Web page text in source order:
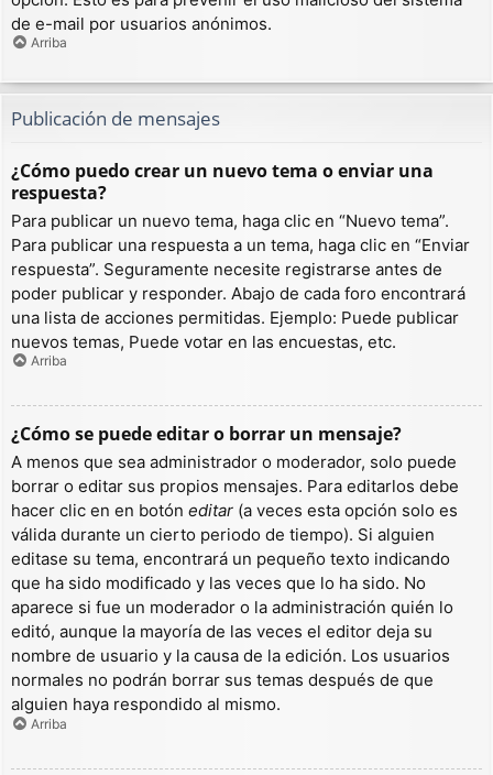
de e-mail por usuarios anónimos.
Arriba
Publicación de mensajes
¿Cómo puedo crear un nuevo tema o enviar una
respuesta?
Para publicar un nuevo tema, haga clic en “Nuevo tema”.
Para publicar una respuesta a un tema, haga clic en “Enviar
respuesta”. Seguramente necesite registrarse antes de
poder publicar y responder. Abajo de cada foro encontrará
una lista de acciones permitidas. Ejemplo: Puede publicar
nuevos temas, Puede votar en las encuestas, etc.
Arriba
¿Cómo se puede editar o borrar un mensaje?
A menos que sea administrador o moderador, solo puede
borrar o editar sus propios mensajes. Para editarlos debe
hacer clic en en botón editar (a veces esta opción solo es
válida durante un cierto periodo de tiempo). Si alguien
editase su tema, encontrará un pequeño texto indicando
que ha sido modificado y las veces que lo ha sido. No
aparece si fue un moderador o la administración quién lo
editó, aunque la mayoría de las veces el editor deja su
nombre de usuario y la causa de la edición. Los usuarios
normales no podrán borrar sus temas después de que
alguien haya respondido al mismo.
Arriba